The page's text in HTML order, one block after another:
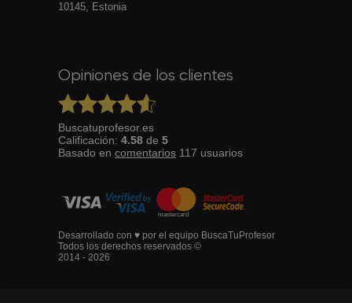
10145, Estonia
Opiniones de los clientes
Buscatuprofesor.es
Calificación: 4.58 de 5
Basado en comentarios 117 usuarios
Desarrollado con ♥ por el equipo BuscaTuProfesor
Todos los derechos reservados ©
2014 - 2026